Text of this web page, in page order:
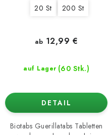
20 St 200 St
auf Lager (60 Stk.)
ab 12,99 €
DETAIL
Biotabs Guerillatabs Tabletten